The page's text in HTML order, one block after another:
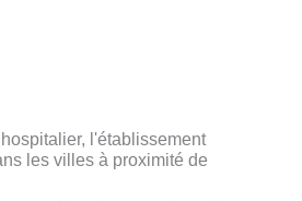
l'établissement
les villes à proximité de